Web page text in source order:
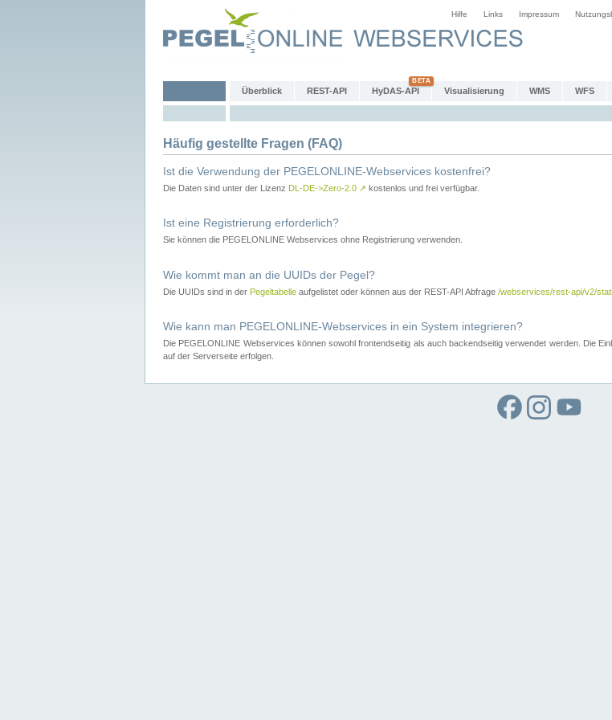
Hilfe Links Impressum
Überblick REST-API HyDAS-API Visualisierung WMS WFS
Häufig gestellte Fragen (FAQ)
Ist die Verwendung der PEGELONLINE-Webservices kostenfrei?
Die Daten sind unter der Lizenz DL-DE->Zero-2.0 ↗ kostenlos und frei verfügbar.
Ist eine Registrierung erforderlich?
Sie können die PEGELONLINE Webservices ohne Registrierung verwenden.
Wie kommt man an die UUIDs der Pegel?
Die UUIDs sind in der Pegeltabelle aufgelistet oder können aus der REST-API Abfrage /webservices/rest-api/v2/
Wie kann man PEGELONLINE-Webservices in ein System integrieren?
Die PEGELONLINE Webservices können sowohl frontendseitig als auch backendseitig verwendet werden. Die
auf der Serverseite erfolgen.